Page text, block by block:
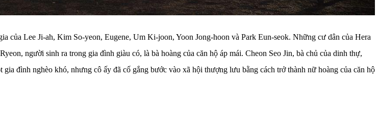
của Lee Ji-ah, Kim So-yeon, Eugene, Um Ki-joon, Yoon Jong-hoon và Park Eun-seok. Những cư dân của Hera
người sinh ra trong gia đình giàu có, là bà hoàng của căn hộ áp mái. Cheon Seo Jin, bà chủ của dinh thự,
đình nghèo khó, nhưng cô ấy đã cố gắng bước vào xã hội thượng lưu bằng cách trở thành nữ hoàng của căn hộ